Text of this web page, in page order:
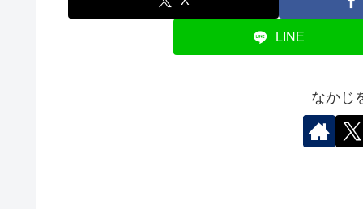
LINE
なかじ